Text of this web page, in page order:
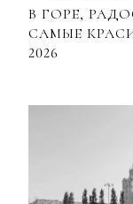
В ГОРЕ,
САМЫЕ
2026